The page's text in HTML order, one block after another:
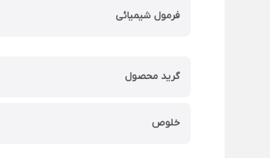
فرمول شیمیائی
گرید محصول
خلوص